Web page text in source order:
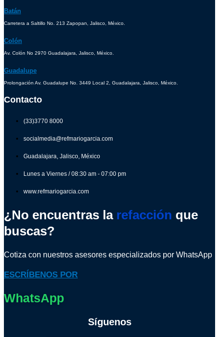
Batán
Carretera a Saltillo No. 213 Zapopan, Jalisco, México.
Colón
Av. Colón No 2970 Guadalajara, Jalisco, México.
Guadalupe
Prolongación Av. Guadalupe No. 3449 Local 2, Guadalajara, Jalisco, México.
Contacto
(33)3770 8000
socialmedia@refmariogarcia.com
Guadalajara, Jalisco, México
Lunes a Viernes / 08:30 am - 07:00 pm
www.refmariogarcia.com
¿No encuentras la refacción que
buscas?
Cotiza con nuestros asesores especializados por WhatsApp
ESCRÍBENOS POR
WhatsApp
Síguenos